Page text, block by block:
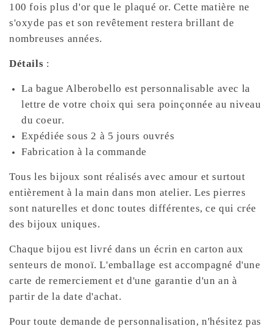
100 fois plus d'or que le plaqué or. Cette matière ne
s'oxyde pas et son revêtement restera brillant de
nombreuses années.
Détails :
La bague Alberobello est personnalisable avec la
lettre de votre choix qui sera poinçonnée au niveau
du coeur.
Expédiée sous 2 à 5 jours ouvrés
Fabrication à la commande
Tous les bijoux sont réalisés avec amour et surtout
entièrement à la main dans mon atelier. Les pierres
sont naturelles et donc toutes différentes, ce qui crée
des bijoux uniques.
Chaque bijou est livré dans un écrin en carton aux
senteurs de monoï. L'emballage est accompagné d'une
carte de remerciement et d'une garantie d'un an à
partir de la date d'achat.
Pour toute demande de personnalisation, n'hésitez pas